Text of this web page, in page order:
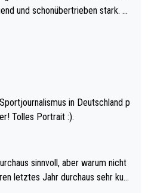
und schonübertrieben stark. U
in Deutschland p
Tolles Portrait :).
sinnvoll, aber warum nicht